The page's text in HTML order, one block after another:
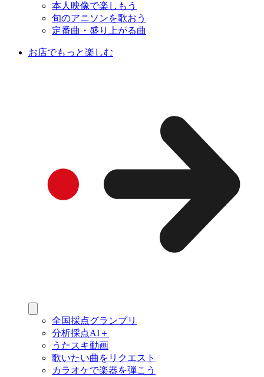
本人映像で楽しもう
旬のアニソンを歌おう
定番曲・盛り上がる曲
お店でもっと楽しむ
全国採点グランプリ
分析採点AI＋
うたスキ動画
歌いたい曲をリクエスト
カラオケで楽器を弾こう